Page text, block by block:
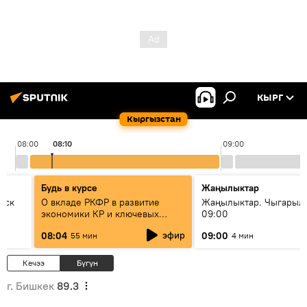
Кыргызстан
КЫРГ
08:00 09:00
08:10
Будь в курсе
О вкладе РКФР в развитие
экономики КР и ключевых
08:04 55 мин эфир
Жаңылыктар
Жаңылыктар.
09:00
09:00 4 мин
Кечээ Бүгүн
г. Бишкек 89.3